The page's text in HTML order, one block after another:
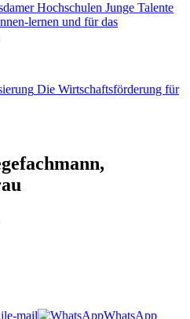
Hochschulen Junge Talente
lernen und für das
Die Wirtschaftsförderung für
e-mail WhatsApp